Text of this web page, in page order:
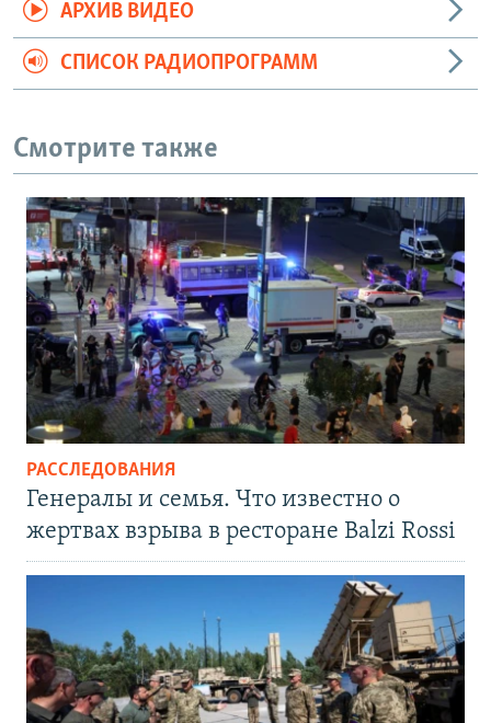
АРХИВ ВИДЕО
СПИСОК РАДИОПРОГРАММ
Смотрите также
РАССЛЕДОВАНИЯ
Генералы и семья. Что известно о
жертвах взрыва в ресторане Balzi Rossi